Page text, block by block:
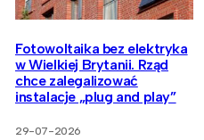
Fotowoltaika bez elektryka
w Wielkiej Brytanii. Rząd
chce zalegalizować
instalacje „plug and play”
29-07-2026